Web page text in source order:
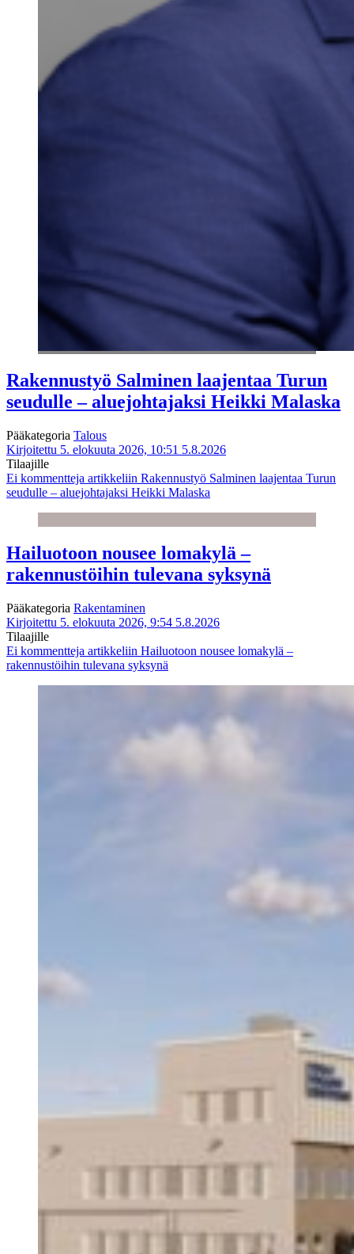
Rakennustyö Salminen laajentaa Turun
seudulle – aluejohtajaksi Heikki Malaska
Pääkategoria Talous
Kirjoitettu 5. elokuuta 2026, 10:51 5.8.2026
Tilaajille
Ei kommentteja artikkeliin Rakennustyö Salminen laajentaa Turun
seudulle – aluejohtajaksi Heikki Malaska
Hailuotoon nousee lomakylä –
rakennustöihin tulevana syksynä
Pääkategoria Rakentaminen
Kirjoitettu 5. elokuuta 2026, 9:54 5.8.2026
Tilaajille
Ei kommentteja artikkeliin Hailuotoon nousee lomakylä –
rakennustöihin tulevana syksynä